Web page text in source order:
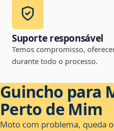
Suporte responsável
Temos compromisso,
durante todo o processo.
Guincho para
Perto de Mim
Moto com problema, queda